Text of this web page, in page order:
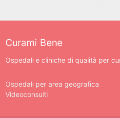
Curami Bene
Ospedali e cliniche di qualità per
Ospedali per area geografica
Videoconsulti